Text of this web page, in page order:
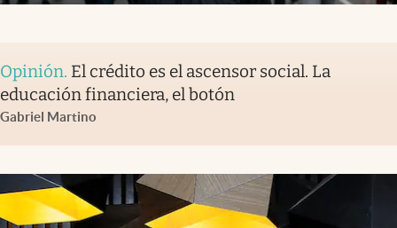
Opinión. El crédito es el ascensor social. La
educación financiera, el botón
Gabriel Martino